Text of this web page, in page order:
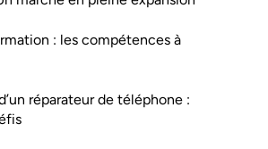
: les compétences à
réparateur de téléphone :